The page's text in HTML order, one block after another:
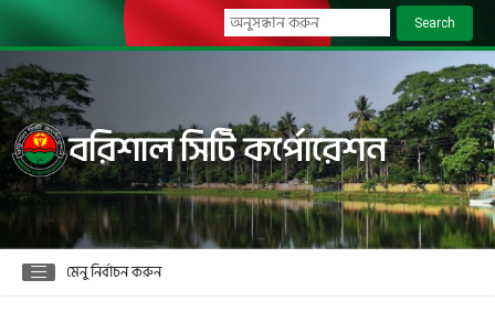
Search
বরিশাল সিটি কর্পোরেশন
মেনু নির্বাচন করুন